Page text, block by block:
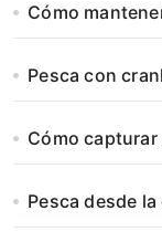
Cómo
Pesca con
Cómo
Pesca desde